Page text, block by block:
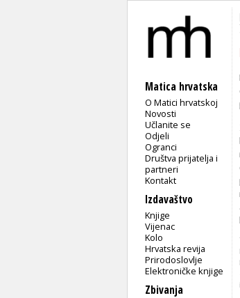
Matica hrvatska
O Matici hrvatskoj
Novosti
Učlanite se
Odjeli
Ogranci
Društva prijatelja i
partneri
Kontakt
Izdavaštvo
Knjige
Vijenac
Kolo
Hrvatska revija
Prirodoslovlje
Elektroničke knjige
Zbivanja